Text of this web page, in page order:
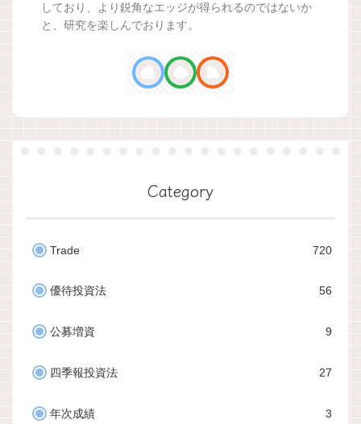
しており、より鋭角なエッジが得られるのではないか
と、研究を楽しんでおります。
Category
Trade 720
優待投資法 56
公募増資 9
四季報投資法 27
年次成績 3